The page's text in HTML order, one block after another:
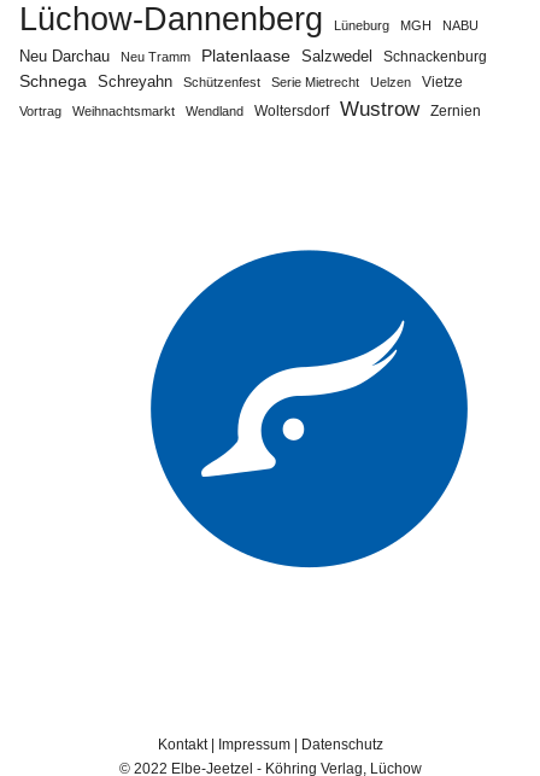
Lüchow-Dannenberg Lüneburg MGH NABU
Neu Darchau Neu Tramm Platenlaase Salzwedel Schnackenburg
Schnega Schreyahn Schützenfest Serie Mietrecht Uelzen Vietze
Vortrag Weihnachtsmarkt Wendland Woltersdorf Wustrow Zernien
Kontakt| Impressum|
Datenschutz
© 2022 Elbe-Jeetzel - Köhring Verlag, Lüchow